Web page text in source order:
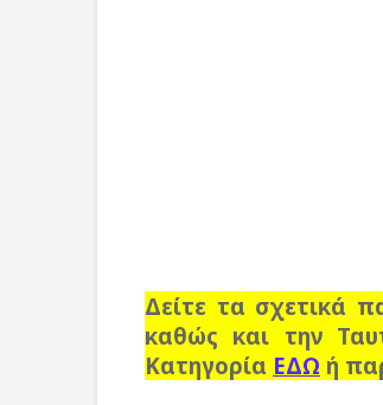
Δείτε τα σχετικά
καθώς και την
Κατηγορία ΕΔΩ ή